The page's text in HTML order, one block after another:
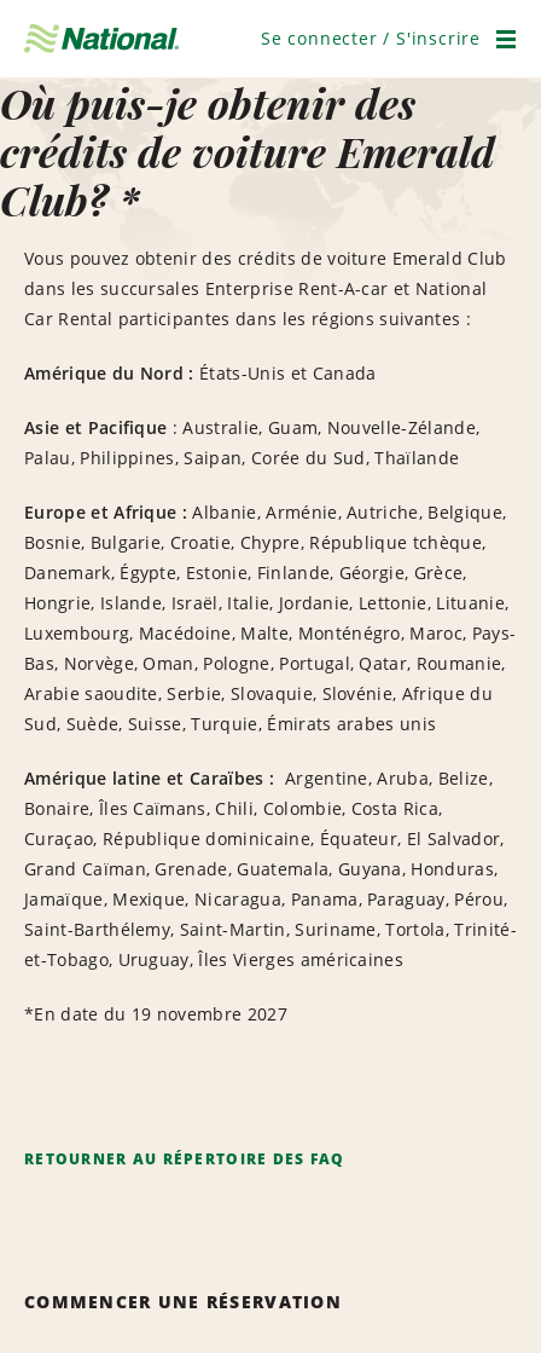
navigation
Se connecter / S'inscrire
Où puis-je obtenir des
crédits de voiture Emerald
Club? *
Vous pouvez obtenir des crédits de voiture Emerald Club
dans les succursales Enterprise Rent-A-car et National
Car Rental participantes dans les régions suivantes :
Amérique du Nord : États-Unis et Canada
Asie et Pacifique : Australie, Guam, Nouvelle-Zélande,
Palau, Philippines, Saipan, Corée du Sud, Thaïlande
Europe et Afrique : Albanie, Arménie, Autriche, Belgique,
Bosnie, Bulgarie, Croatie, Chypre, République tchèque,
Danemark, Égypte, Estonie, Finlande, Géorgie, Grèce,
Hongrie, Islande, Israël, Italie, Jordanie, Lettonie, Lituanie,
Luxembourg, Macédoine, Malte, Monténégro, Maroc, Pays-
Bas, Norvège, Oman, Pologne, Portugal, Qatar, Roumanie,
Arabie saoudite, Serbie, Slovaquie, Slovénie, Afrique du
Sud, Suède, Suisse, Turquie, Émirats arabes unis
Amérique latine et Caraïbes : Argentine, Aruba, Belize,
Bonaire, Îles Caïmans, Chili, Colombie, Costa Rica,
Curaçao, République dominicaine, Équateur, El Salvador,
Grand Caïman, Grenade, Guatemala, Guyana, Honduras,
Jamaïque, Mexique, Nicaragua, Panama, Paraguay, Pérou,
Saint-Barthélemy, Saint-Martin, Suriname, Tortola, Trinité-
et-Tobago, Uruguay, Îles Vierges américaines
*En date du 19 novembre 2027
RETOURNER AU RÉPERTOIRE DES FAQ
COMMENCER UNE RÉSERVATION